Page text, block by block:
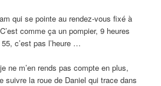
qui se pointe au rendez-vous fixé à
comme ça un pompier, 9 heures
c’est pas l’heure …
ne m’en rends pas compte en plus,
suivre la roue de Daniel qui trace dans